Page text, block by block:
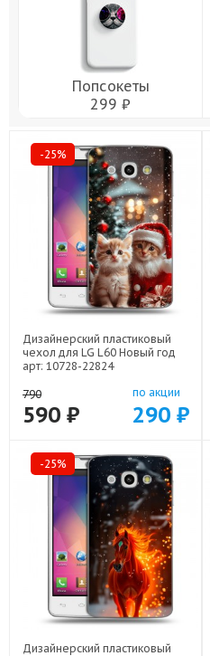
Попсокеты
299 ₽
-25%
Дизайнерский пластиковый
чехол для LG L60 Новый год
арт: 10728-22824
790
590 ₽
по акции
290 ₽
-25%
Дизайнерский пластиковый